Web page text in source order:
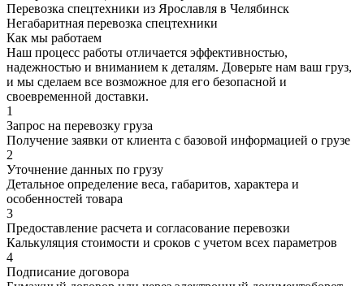
Перевозка спецтехники из Ярославля в Челябинск
Негабаритная перевозка спецтехники
Как мы работаем
Наш процесс работы отличается эффективностью,
надежностью и вниманием к деталям. Доверьте нам ваш груз,
и мы сделаем все возможное для его безопасной и
своевременной доставки.
1
Запрос на перевозку груза
Получение заявки от клиента с базовой информацией о грузе
2
Уточнение данных по грузу
Детальное определение веса, габаритов, характера и
особенностей товара
3
Предоставление расчета и согласование перевозки
Калькуляция стоимости и сроков с учетом всех параметров
4
Подписание договора